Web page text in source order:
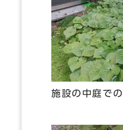
施設の中庭で